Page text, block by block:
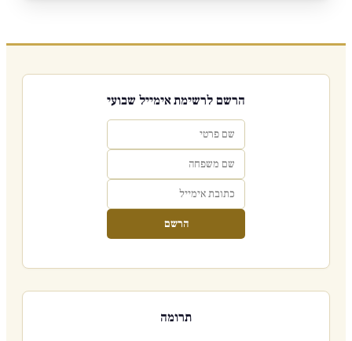
הרשם לרשימת אימייל שבועי
הרשם
תרומה